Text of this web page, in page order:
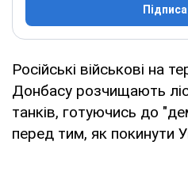
Російські військові на
Донбасу розчищають
танків, готуючись до
перед тим, як покинути